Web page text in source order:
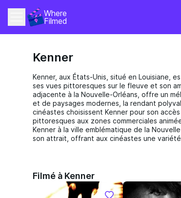
Where
Filmed
Kenner
Kenner, aux États-Unis, situé en Louisiane,
ses vues pittoresques sur le fleuve et son
adjacente à la Nouvelle-Orléans, offre un
et de paysages modernes, la rendant
cinéastes choisissent Kenner pour son
pittoresques aux zones commerciales
Kenner à la ville emblématique de la
son attrait, offrant aux cinéastes une
Filmé à Kenner